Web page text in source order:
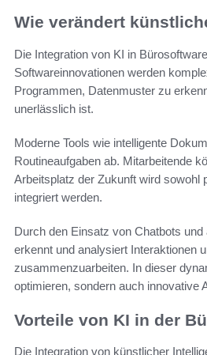
Wie verändert
Die Integration von KI in
Softwareinnovationen werden
Programmen, Datenmuster zu
unerlässlich ist.
Moderne Tools wie intelligente
Routineaufgaben ab. Mitarbeitende
Arbeitsplatz der Zukunft wird sowohl
integriert werden.
Durch den Einsatz von Chatbots
erkennt und analysiert Interaktionen
zusammenzuarbeiten. In dieser
optimieren, sondern auch innovative
Vorteile von KI in der
Die Integration von künstlicher